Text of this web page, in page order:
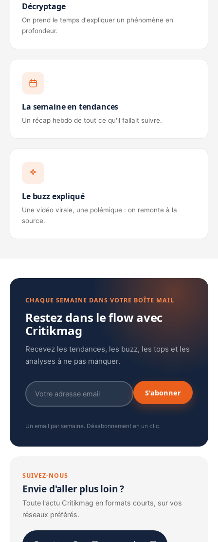
Décryptage
On prend le temps d'expliquer un phénomène en
profondeur.
La semaine en tendances
Un récap hebdo de tout ce qu'il fallait suivre.
Le buzz expliqué
Une vidéo virale, une polémique : on remonte à la
source.
CHAQUE SEMAINE DANS VOTRE BOÎTE MAIL
Restez dans le flow avec
Critikmag
Recevez les tendances, les buzz, les tops et les
analyses à ne pas manquer.
S'abonner
Un email par semaine. Désabonnement en un clic.
SUIVEZ-NOUS
Envie d'aller plus loin ?
Toute l'actu Critikmag en formats courts, sur vos
réseaux préférés.